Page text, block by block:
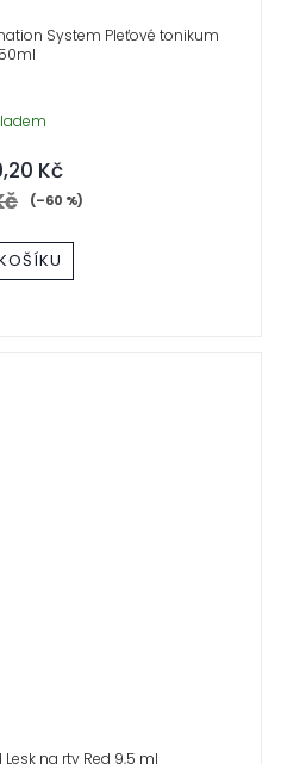
System Pleťové tonikum
Kč
(–60 %)
na rty Red 9,5 ml